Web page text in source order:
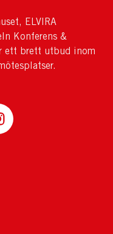
ELVIRA
Konferens &
ett brett utbud inom